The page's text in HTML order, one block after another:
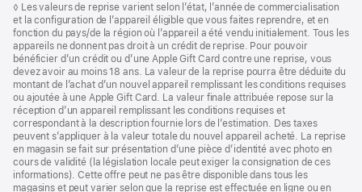
Note
de
bas
de
page
◊ Les valeurs de reprise varient selon l’état, l’année de commercialisation
et la configuration de l’appareil éligible que vous faites reprendre, et en
fonction du pays/de la région où l’appareil a été vendu initialement. Tous les
appareils ne donnent pas droit à un crédit de reprise. Pour pouvoir
bénéficier d’un crédit ou d’une Apple Gift Card contre une reprise, vous
devez avoir au moins 18 ans. La valeur de la reprise pourra être déduite du
montant de l’achat d’un nouvel appareil remplissant les conditions requises
ou ajoutée à une Apple Gift Card. La valeur finale attribuée repose sur la
réception d’un appareil remplissant les conditions requises et
correspondant à la description fournie lors de l’estimation. Des taxes
peuvent s’appliquer à la valeur totale du nouvel appareil acheté. La reprise
en magasin se fait sur présentation d’une pièce d’identité avec photo en
cours de validité (la législation locale peut exiger la consignation de ces
informations). Cette offre peut ne pas être disponible dans tous les
magasins et peut varier selon que la reprise est effectuée en ligne ou en